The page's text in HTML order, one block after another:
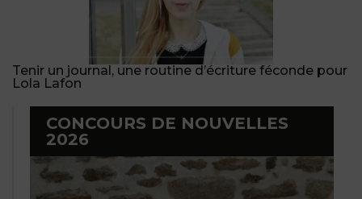
Tenir un journal, une routine d’écriture féconde pour
Lola Lafon
CONCOURS DE NOUVELLES
2026